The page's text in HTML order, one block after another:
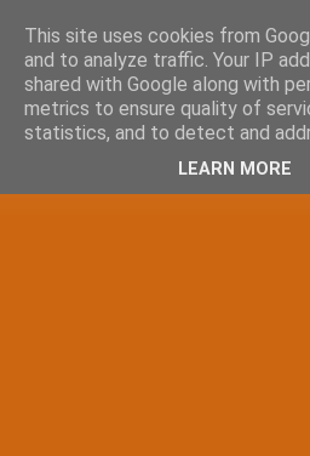
This site uses cookies from
and to analyze traffic. Your IP
shared with Google along with
metrics to ensure quality of
statistics, and to detect and
LEARN MORE